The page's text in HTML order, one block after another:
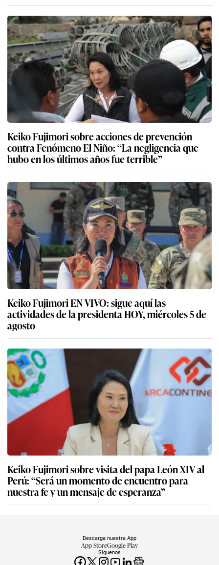
Keiko Fujimori sobre acciones de prevención
contra Fenómeno El Niño: “La negligencia que
hubo en los últimos años fue terrible”
Keiko Fujimori EN VIVO: sigue aquí las
actividades de la presidenta HOY, miércoles 5 de
agosto
Keiko Fujimori sobre visita del papa León XIV al
Perú: “Será un momento de encuentro para
nuestra fe y un mensaje de esperanza”
Síguenos
Descarga nuestra App
App StoreGoogle Play